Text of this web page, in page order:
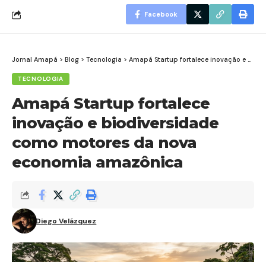
Facebook
Jornal Amapá > Blog > Tecnologia > Amapá Startup fortalece inovação e biodiversidade como motores da nova economia amazônica
TECNOLOGIA
Amapá Startup fortalece
inovação e biodiversidade
como motores da nova
economia amazônica
Diego Velázquez